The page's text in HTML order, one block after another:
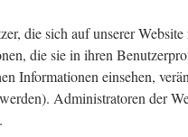
die sich auf unserer
die sie in ihren
Informationen einsehen,
Administratoren der